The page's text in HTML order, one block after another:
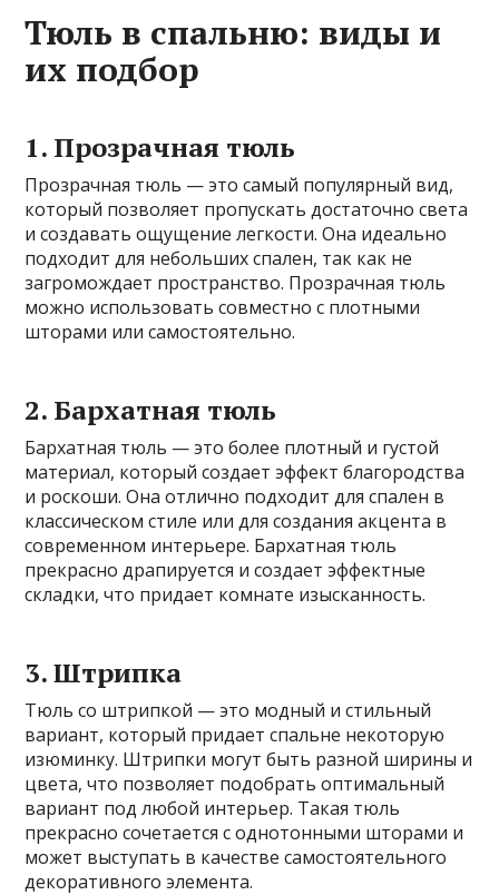
Тюль в спальню: виды и
их подбор
1. Прозрачная тюль
Прозрачная тюль — это самый популярный вид,
который позволяет пропускать достаточно света
и создавать ощущение легкости. Она идеально
подходит для небольших спален, так как не
загромождает пространство. Прозрачная тюль
можно использовать совместно с плотными
шторами или самостоятельно.
2. Бархатная тюль
Бархатная тюль — это более плотный и густой
материал, который создает эффект благородства
и роскоши. Она отлично подходит для спален в
классическом стиле или для создания акцента в
современном интерьере. Бархатная тюль
прекрасно драпируется и создает эффектные
складки, что придает комнате изысканность.
3. Штрипка
Тюль со штрипкой — это модный и стильный
вариант, который придает спальне некоторую
изюминку. Штрипки могут быть разной ширины и
цвета, что позволяет подобрать оптимальный
вариант под любой интерьер. Такая тюль
прекрасно сочетается с однотонными шторами и
может выступать в качестве самостоятельного
декоративного элемента.